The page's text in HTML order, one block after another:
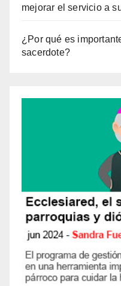
mejorar el servicio a
¿Por qué es
sacerdote?